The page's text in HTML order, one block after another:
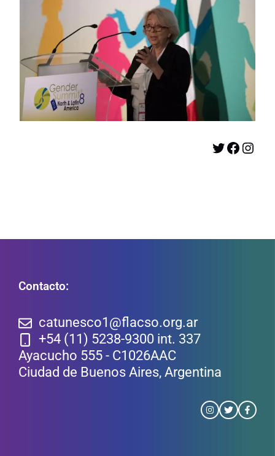
Twitter Facebook Instagram
Contacto:
catunesco1@flacso.org.ar
+54 (11) 5238-9300 int. 337
Ayacucho 555 - C1026AAC
Ciudad de Buenos Aires, Argentina